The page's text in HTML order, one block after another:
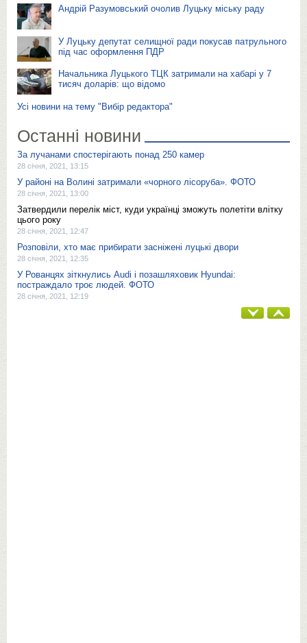
Андрій Разумовський очолив Луцьку міську раду
У Луцьку депутат селищної ради покусав патрульного
під час оформлення ПДР
Начальника Луцького ТЦК затримали на хабарі у 7
тисяч доларів: що відомо
Усі новини на тему "Вибір редактора"
Останні новини
За лучанами спостерігають понад 250 камер
28 січня, 2021, 13:15
У районі на Волині затримали «чорного лісоруба». ФОТО
28 січня, 2021, 13:00
Затвердили перелік міст, куди українці зможуть полетіти влітку
цього року
28 січня, 2021, 12:47
Розповіли, хто має прибирати засніжені луцькі двори
28 січня, 2021, 12:35
У Рованцях зіткнулись Audi і позашляховик Hyundai:
постраждало троє людей. ФОТО
28 січня, 2021, 12:19